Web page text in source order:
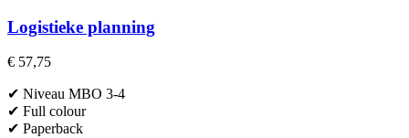
Logistieke planning
€ 57,75
✔ Niveau MBO 3-4
✔ Full colour
✔ Paperback